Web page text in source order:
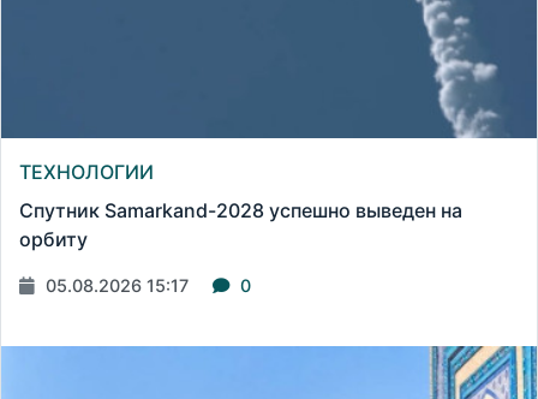
ТЕХНОЛОГИИ
Спутник Samarkand-2028 успешно выведен на
орбиту
05.08.2026 15:17 0